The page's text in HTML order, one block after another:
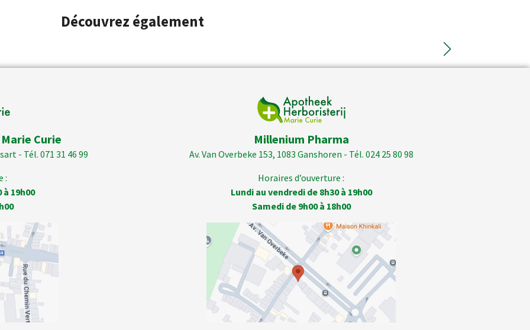
Découvrez également
Curie
- Tél. 071 31 46 99
:
19h00
Millenium Pharma
Av. Van Overbeke 153, 1083 Ganshoren - Tél. 024 25 80 98
Horaires d’ouverture :
Lundi au vendredi de 8h30 à 19h00
Samedi de 9h00 à 18h00